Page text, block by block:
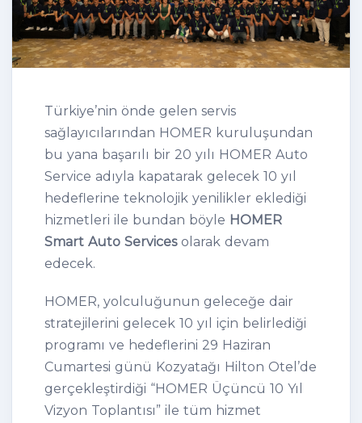
Türkiye’nin önde gelen servis
sağlayıcılarından HOMER kuruluşundan
bu yana başarılı bir 20 yılı HOMER Auto
Service adıyla kapatarak gelecek 10 yıl
hedeflerine teknolojik yenilikler eklediği
hizmetleri ile bundan böyle HOMER
Smart Auto Services olarak devam
edecek.
HOMER, yolculuğunun geleceğe dair
stratejilerini gelecek 10 yıl için belirlediği
programı ve hedeflerini 29 Haziran
Cumartesi günü Kozyatağı Hilton Otel’de
gerçekleştirdiği “HOMER Üçüncü 10 Yıl
Vizyon Toplantısı” ile tüm hizmet